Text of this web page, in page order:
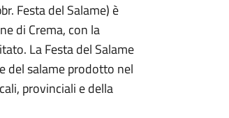
Festa del Salame) è
di Crema, con la
La Festa del Salame
del salame prodotto nel
provinciali e della